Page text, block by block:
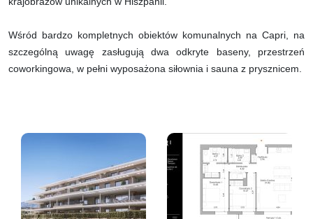
Wśród bardzo kompletnych obiektów komunalnych na Capri, na
szczególną uwagę zasługują dwa odkryte baseny, przestrzeń
coworkingowa, w pełni wyposażona siłownia i sauna z prysznicem.